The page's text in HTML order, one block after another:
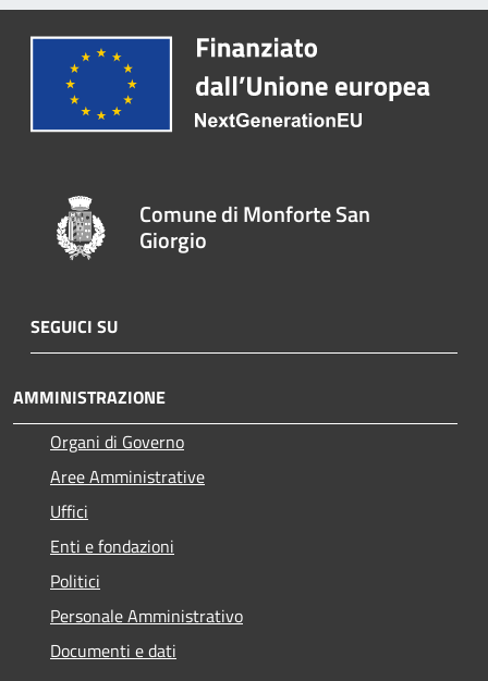
Comune di Monforte San
Giorgio
SEGUICI SU
AMMINISTRAZIONE
Organi di Governo
Aree Amministrative
Uffici
Enti e fondazioni
Politici
Personale Amministrativo
Documenti e dati